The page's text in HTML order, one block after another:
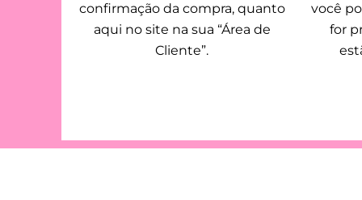
confirmação da compra, quanto
aqui no site na sua “Área de
Cliente”.
você
for